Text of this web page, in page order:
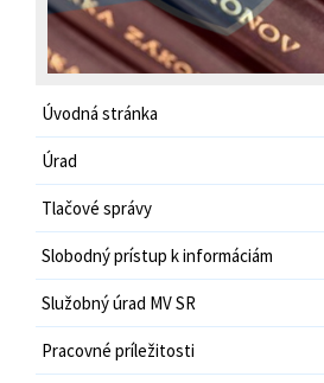
Úvodná stránka
Úrad
Tlačové správy
Slobodný prístup k informáciám
Služobný úrad MV SR
Pracovné príležitosti